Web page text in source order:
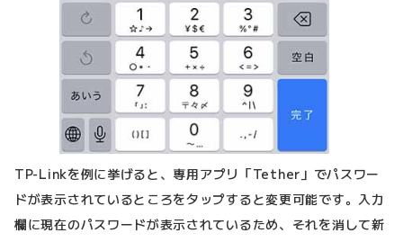
TP-Linkを例に挙げると、専用アプリ「Tether」でパスワー
ドが表示されているところをタップすると変更可能です。入力
欄に現在のパスワードが表示されているため、それを消して新